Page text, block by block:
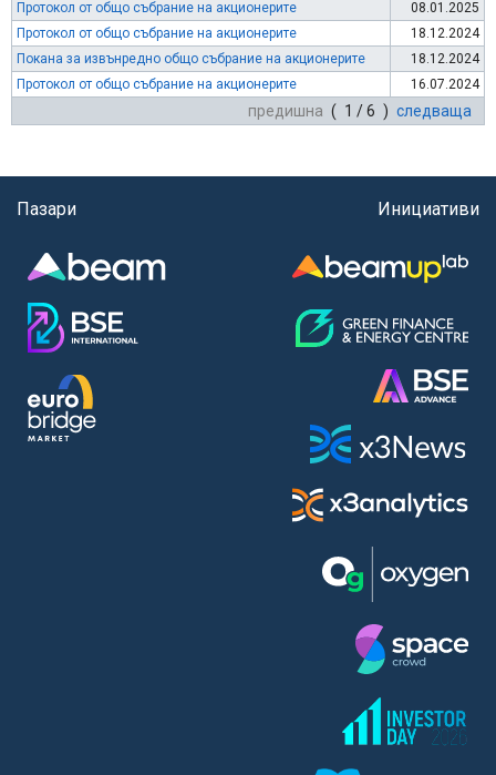
Протокол от общо събрание на акционерите
08.01.2025
Протокол от общо събрание на акционерите
18.12.2024
Покана за извънредно общо събрание на акционерите
18.12.2024
Протокол от общо събрание на акционерите
16.07.2024
предишна ( 1 / 6 ) следваща
Пазари Инициативи